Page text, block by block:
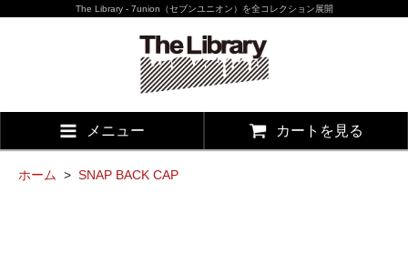
The Library - 7union（セブンユニオン）を全コレクション展開
メニュー カートを見る
ホーム > SNAP BACK CAP